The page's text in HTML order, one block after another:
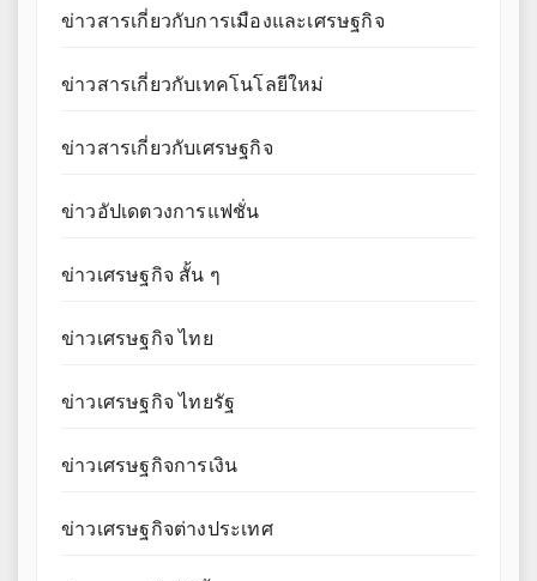
ข่าวสารเกี่ยวกับการเมืองและเศรษฐกิจ
ข่าวสารเกี่ยวกับเทคโนโลยีใหม่
ข่าวสารเกี่ยวกับเศรษฐกิจ
ข่าวอัปเดตวงการแฟชั่น
ข่าวเศรษฐกิจ สั้น ๆ
ข่าวเศรษฐกิจ ไทย
ข่าวเศรษฐกิจ ไทยรัฐ
ข่าวเศรษฐกิจการเงิน
ข่าวเศรษฐกิจต่างประเทศ